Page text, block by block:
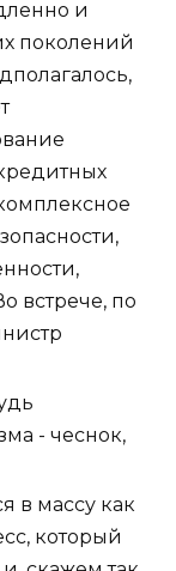
и
поколений
встрече, по
- чеснок,
в массу как
который